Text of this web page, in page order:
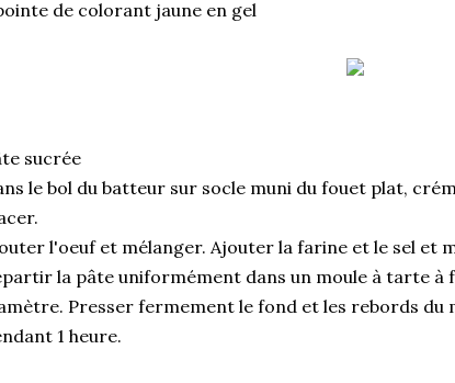
de colorant jaune en gel
sucrée
le bol du batteur sur socle muni du fouet plat,
l'oeuf et mélanger. Ajouter la farine et le sel et
la pâte uniformément dans un moule à tarte à
Presser fermement le fond et les rebords du
1 heure.